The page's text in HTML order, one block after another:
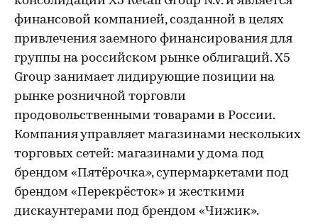
финансовой компанией, созданной в целях
привлечения заемного финансирования для
группы на российском рынке облигаций. Х5
Group занимает лидирующие позиции на
рынке розничной торговли
продовольственными товарами в России.
Компания управляет магазинами нескольких
торговых сетей: магазинами у дома под
брендом «Пятёрочка», супермаркетами под
брендом «Перекрёсток» и жесткими
дискаунтерами под брендом «Чижик».